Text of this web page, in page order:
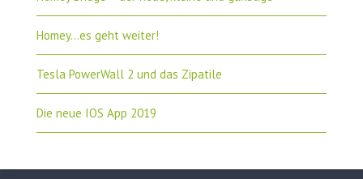
Homey…es geht weiter!
Tesla PowerWall 2 und das Zipatile
Die neue IOS App 2019